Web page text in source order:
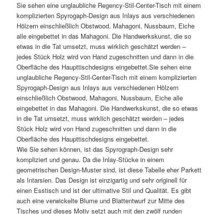
Sie sehen eine unglaubliche Regency-Stil-Center-Tisch mit einem
komplizierten Spyrogaph-Design aus Inlays aus verschiedenen
Hölzern einschließlich Obstwood, Mahagoni, Nussbaum, Eiche
alle eingebettet in das Mahagoni. Die Handwerkskunst, die so
etwas in die Tat umsetzt, muss wirklich geschätzt werden –
jedes Stück Holz wird von Hand zugeschnitten und dann in die
Oberfläche des Haupttischdesigns eingebettet.Sie sehen eine
unglaubliche Regency-Stil-Center-Tisch mit einem komplizierten
Spyrogaph-Design aus Inlays aus verschiedenen Hölzern
einschließlich Obstwood, Mahagoni, Nussbaum, Eiche alle
eingebettet in das Mahagoni. Die Handwerkskunst, die so etwas
in die Tat umsetzt, muss wirklich geschätzt werden – jedes
Stück Holz wird von Hand zugeschnitten und dann in die
Oberfläche des Haupttischdesigns eingebettet.
Wie Sie sehen können, ist das Spyrograph-Design sehr
kompliziert und genau. Da die Inlay-Stücke in einem
geometrischen Design-Muster sind, ist diese Tabelle eher Parkett
als Intarsien. Das Design ist einzigartig und sehr originell für
einen Esstisch und ist der ultimative Stil und Qualität. Es gibt
auch eine verwickelte Blume und Blattentwurf zur Mitte des
Tisches und dieses Motiv setzt auch mit den zwölf runden